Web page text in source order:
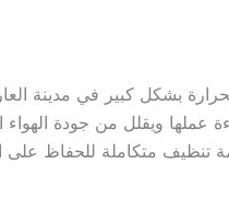
بشكل كبير في مدينة
عملها ويقلل من جودة الهواء
تنظيف متكاملة للحفاظ على